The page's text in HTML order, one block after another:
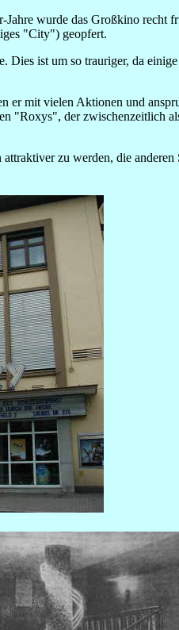
wurde das Großkino
"City") geopfert.
ist um so trauriger, da
er mit vielen Aktionen und
"Roxys", der zwischenzeitlich
zu werden, die